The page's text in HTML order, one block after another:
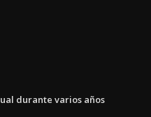
durante varios años